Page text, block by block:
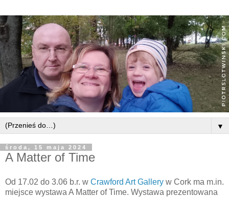
▼
środa, 15 maja 2024
A Matter of Time
Od 17.02 do 3.06 b.r. w Crawford Art Gallery w Cork ma m.in.
miejsce wystawa A Matter of Time. Wystawa prezentowana